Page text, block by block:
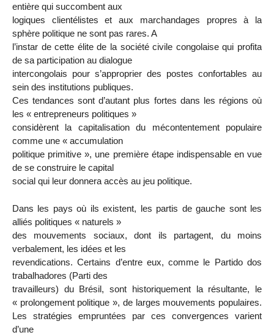
entière qui succombent aux
logiques clientélistes et aux marchandages propres à la
sphère politique ne sont pas rares. A
l’instar de cette élite de la société civile congolaise qui profita
de sa participation au dialogue
intercongolais pour s’approprier des postes confortables au
sein des institutions publiques.
Ces tendances sont d’autant plus fortes dans les régions où
les « entrepreneurs politiques »
considèrent la capitalisation du mécontentement populaire
comme une « accumulation
politique primitive », une première étape indispensable en vue
de se construire le capital
social qui leur donnera accès au jeu politique.
Dans les pays où ils existent, les partis de gauche sont les
alliés politiques « naturels »
des mouvements sociaux, dont ils partagent, du moins
verbalement, les idées et les
revendications. Certains d’entre eux, comme le Partido dos
trabalhadores (Parti des
travailleurs) du Brésil, sont historiquement la résultante, le
« prolongement politique », de larges mouvements populaires.
Les stratégies empruntées par ces convergences varient
d’une